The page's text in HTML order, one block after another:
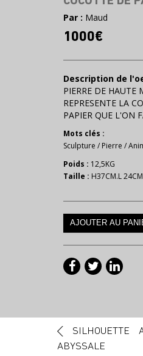
Par : Maud
1000€
Description de
PIERRE DE HAUTE
REPRESENTE LA
PAPIER QUE L'ON
Mots clés :
Sculpture / Pierre /
Poids : 12,5KG
Taille : H37CM.L
Navigation
SILHOUETTE
ABYSSALE